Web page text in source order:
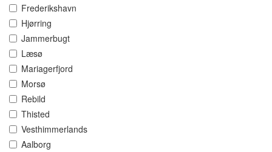
Frederikshavn
Hjørring
Jammerbugt
Læsø
Mariagerfjord
Morsø
Rebild
Thisted
Vesthimmerlands
Aalborg